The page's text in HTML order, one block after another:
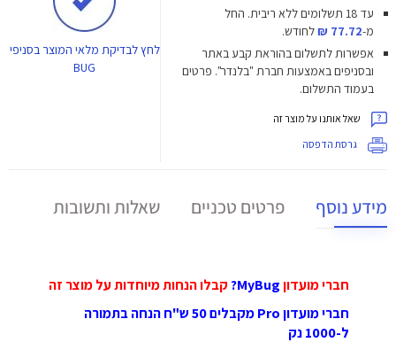
עד 18 תשלומים ללא ריבית.
החל
מ-77.72 ₪
לחודש.
אפשרות לתשלום בהוראת קבע באתר
ובסניפים באמצעות חברת "בלנדר". פרטים
בעמוד התשלום.
שאל אותנו על מוצר זה
גרסת הדפסה
לחץלבדיקת מלאי המוצר בסניפי
BUG
מידע נוסף פרטים טכניים שאלות ותשובות
חברי מועדוןMyBug?
קבלו הנחות מיוחדות על מוצר זה
חברי מועדון Pro מקבלים 50 ש"ח הנחה בתמורה
ל-1000 נק